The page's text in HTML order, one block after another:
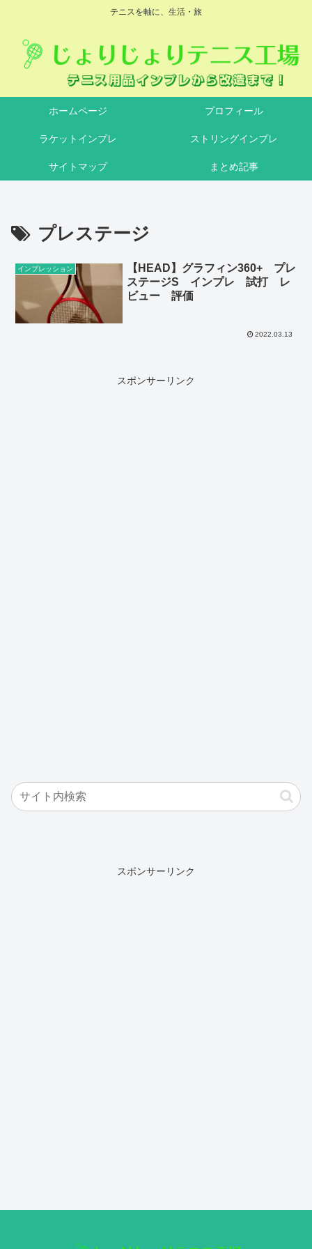
テニスを軸に、生活・旅
ホームページ プロフィール
ラケットインプレ ストリングインプレ
サイトマップ まとめ記事
プレステージ
インプレッション
【HEAD】グラフィン360+ プレ
ステージS インプレ 試打 レ
ビュー 評価
2022.03.13
スポンサーリンク
スポンサーリンク